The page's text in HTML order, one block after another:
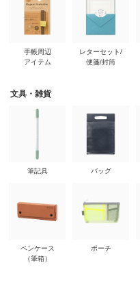
手帳周辺
アイテム
レターセット/
便箋/封筒
文具・雑貨
筆記具
ペンケース
（筆箱）
バッグ
ポーチ